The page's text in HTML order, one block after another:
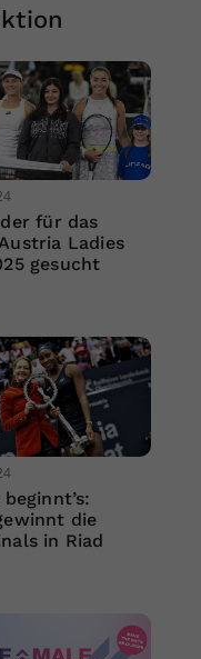
für das
Ladies
gesucht
die
in Riad